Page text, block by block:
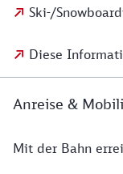
Ski-/
Diese
Anreise &
Mit der Bahn